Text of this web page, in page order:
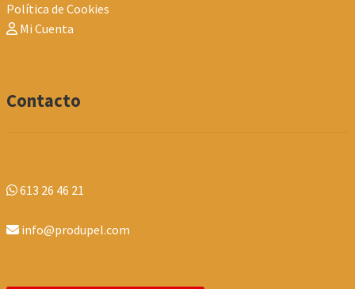
Política de Cookies
Mi Cuenta
Contacto
613 26 46 21
info@produpel.com